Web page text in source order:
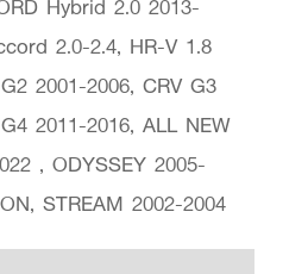
2.0-2.4, HR-V 1.8
2001-2006, CRV G3
2011-2016, ALL NEW
, ODYSSEY 2005-
STREAM 2002-2004